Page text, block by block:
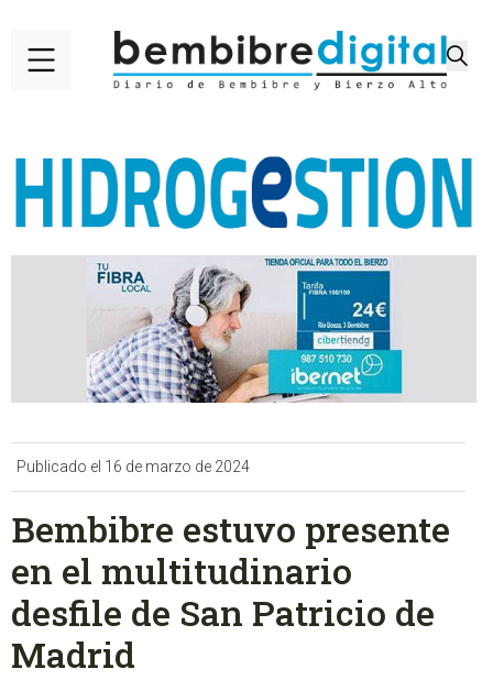
Publicado el 16 de marzo de 2024
Bembibre estuvo presente
en el multitudinario
desfile de San Patricio de
Madrid